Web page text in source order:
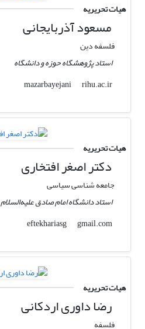
هیات تحریریه
مسعود آذربایجانی
فلسفه دین
استاد پژوهشگاه حوزه و دانشگاه
mazarbayejani
rihu.ac.ir
هیات تحریریه
دکتر اصغر افتخاری
جامعه شناسی سیاسی
استاد دانشگاه امام صادق علیه‌السلام
eftekhariasg
gmail.com
هیات تحریریه
رضا داوری اردکانی
فلسفه